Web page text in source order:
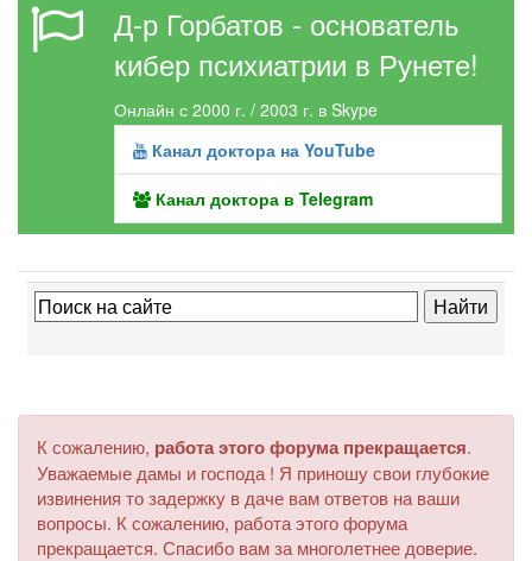
Д-р Горбатов - основатель
кибер психиатрии в Рунете!
Онлайн с 2000 г. / 2003 г. в Skype
Канал доктора на YouTube
Канал доктора в Telegram
К сожалению, работа этого форума прекращается.
Уважаемые дамы и господа ! Я приношу свои глубокие
извинения то задержку в даче вам ответов на ваши
вопросы. К сожалению, работа этого форума
прекращается. Спасибо вам за многолетнее доверие.